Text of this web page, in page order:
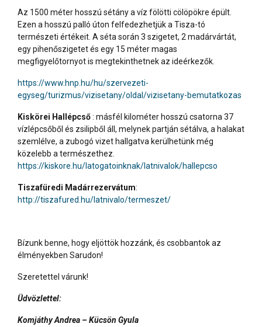
Az 1500 méter hosszú sétány a víz fölötti cölöpökre épült.
Ezen a hosszú palló úton felfedezhetjük a Tisza-tó
természeti értékeit. A séta során 3 szigetet, 2 madárvártát,
egy pihenőszigetet és egy 15 méter magas
megfigyelőtornyot is megtekinthetnek az ideérkezők.
https://www.hnp.hu/hu/szervezeti-
egyseg/turizmus/vizisetany/oldal/vizisetany-bemutatkozas
Kiskörei Hallépcső: másfél kilométer hosszú csatorna 37
vízlépcsőből és zsilipből áll, melynek partján sétálva, a halakat
szemlélve, a zubogó vizet hallgatva kerülhetünk még
közelebb a természethez.
https://kiskore.hu/latogatoinknak/latnivalok/hallepcso
Tiszafüredi Madárrezervátum:
http://tiszafured.hu/latnivalo/termeszet/
Bízunk benne, hogy eljöttök hozzánk, és csobbantok az
élményekben Sarudon!
Szeretettel várunk!
Üdvözlettel:
Komjáthy Andrea – Kücsön Gyula